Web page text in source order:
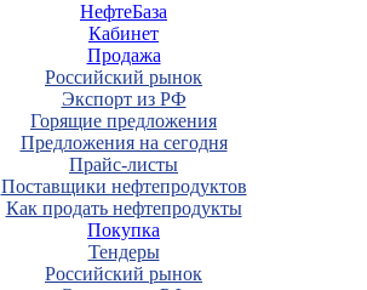
НефтеБаза
Кабинет
Продажа
Российский рынок
Экспорт из РФ
Горящие предложения
Предложения на сегодня
Прайс-листы
Поставщики нефтепродуктов
Как продать нефтепродукты
Покупка
Тендеры
Российский рынок